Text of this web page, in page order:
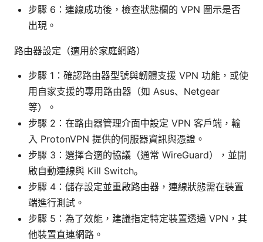
步驟 6：連線成功後，檢查狀態欄的 VPN 圖示是否
出現。
路由器設定（適用於家庭網路）
步驟 1：確認路由器型號與韌體支援 VPN 功能，或使
用自家支援的專用路由器（如 Asus、Netgear
等）。
步驟 2：在路由器管理介面中設定 VPN 客戶端，輸
入 ProtonVPN 提供的伺服器資訊與憑證。
步驟 3：選擇合適的協議（通常 WireGuard），並開
啟自動連線與 Kill Switch。
步驟 4：儲存設定並重啟路由器，連線狀態需在裝置
端進行測試。
步驟 5：為了效能，建議指定特定裝置透過 VPN，其
他裝置直連網路。